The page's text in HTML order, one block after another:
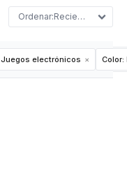
Recientes
Juegos electrónicos Color: